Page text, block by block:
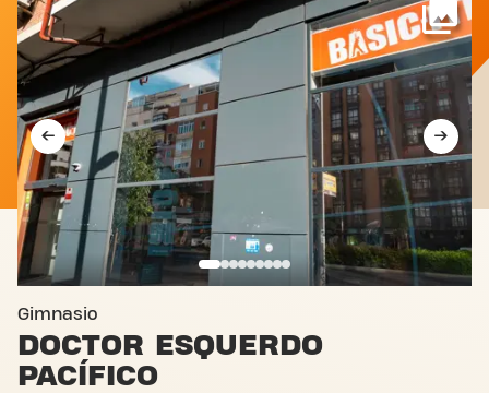
Gimnasio
DOCTOR ESQUERDO
PACÍFICO